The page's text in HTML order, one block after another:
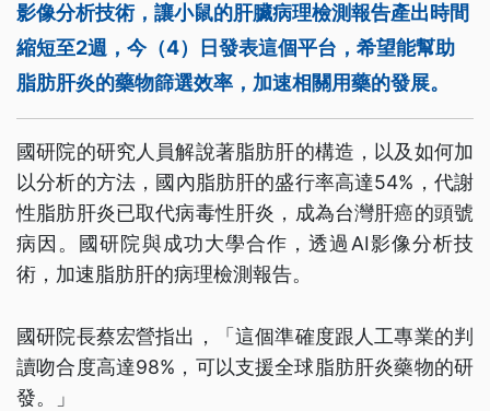
影像分析技術，讓小鼠的肝臟病理檢測報告產出時間
縮短至2週，今（4）日發表這個平台，希望能幫助
脂肪肝炎的藥物篩選效率，加速相關用藥的發展。
國研院的研究人員解說著脂肪肝的構造，以及如何加
以分析的方法，國內脂肪肝的盛行率高達54%，代謝
性脂肪肝炎已取代病毒性肝炎，成為台灣肝癌的頭號
病因。國研院與成功大學合作，透過AI影像分析技
術，加速脂肪肝的病理檢測報告。
國研院長蔡宏營指出，「這個準確度跟人工專業的判
讀吻合度高達98%，可以支援全球脂肪肝炎藥物的研
發。」